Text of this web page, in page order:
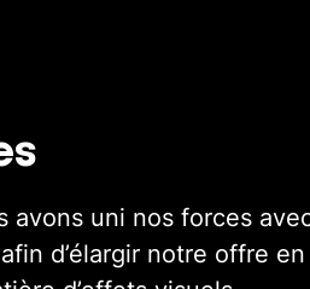
avons uni nos forces
d’élargir notre offre